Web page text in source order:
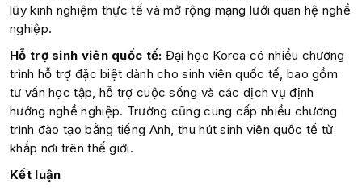
lũy kinh nghiệm thực tế và mở rộng mạng lưới quan hệ nghề
nghiệp.
Hỗ trợ sinh viên quốc tế: Đại học Korea có nhiều chương
trình hỗ trợ đặc biệt dành cho sinh viên quốc tế, bao gồm
tư vấn học tập, hỗ trợ cuộc sống và các dịch vụ định
hướng nghề nghiệp. Trường cũng cung cấp nhiều chương
trình đào tạo bằng tiếng Anh, thu hút sinh viên quốc tế từ
khắp nơi trên thế giới.
Kết luận